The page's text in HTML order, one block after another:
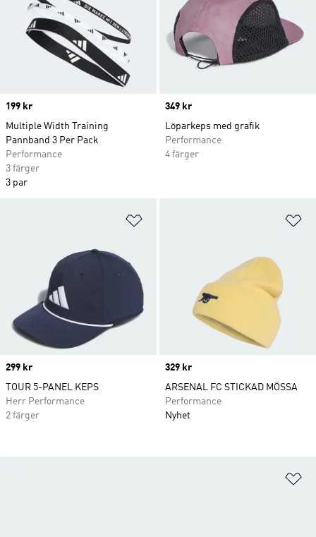
Price
199 kr
Multiple Width Training
Pannband 3 Per Pack
Performance
3 färger
3 par
Price
349 kr
Löparkeps med grafik
Performance
4 färger
Price
299 kr
TOUR 5-PANEL KEPS
Herr Performance
2 färger
Price
329 kr
ARSENAL FC STICKAD MÖSSA
Performance
Nyhet